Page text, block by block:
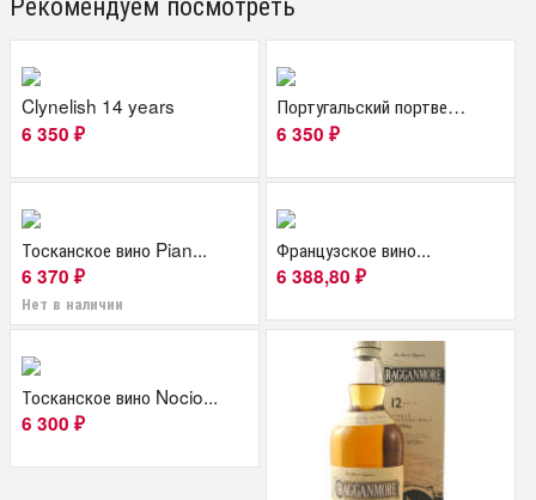
Clynelish 14 years
6 350 ₽
Португальский портвейн...
6 350₽
Тосканское вино Pian...
6 370 ₽
Нет в наличии
Французское вино...
6 388,80₽
Тосканское вино Nocio...
6 300 ₽